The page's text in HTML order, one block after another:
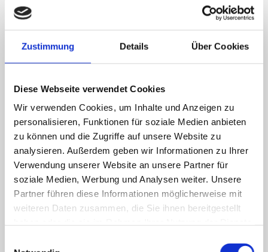
Zustimmung Details Über Cookies
Diese Webseite verwendet Cookies
Wir verwenden Cookies, um Inhalte und Anzeigen zu
personalisieren, Funktionen für soziale Medien anbieten
zu können und die Zugriffe auf unsere Website zu
analysieren. Außerdem geben wir Informationen zu Ihrer
Verwendung unserer Website an unsere Partner für
soziale Medien, Werbung und Analysen weiter. Unsere
Partner führen diese Informationen möglicherweise mit
weiteren Daten zusammen, die Sie ihnen bereitgestellt
d) Dauer der Verarbeitung
Die Daten werden gelöscht, sobald sie für die Erreichung
Website ist dies der Fall, wenn die jeweilige Sitzung beendet
ist. Im Falle der Speicherung der Daten in Logfiles ist dies
nach spätestens sieben Tagen der Fall. Eine
darüberhinausgehende Speicherung ist möglich. In diesem
Fall werden die IP-Adressen der Nutzer gelöscht oder
verfremdet, sodass eine Zuordnung des aufrufenden Clients
nicht mehr möglich ist.
e) Widerspruchs- und Beseitigungsmöglichkeit
Die Erfassung der Daten zur Bereitstellung der Website und
die Speicherung der Daten in Logfiles ist für den Betrieb der